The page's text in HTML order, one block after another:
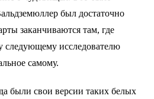
был достаточно
заканчиваются там, где
следующему исследователю
самому.
были свои версии таких белых